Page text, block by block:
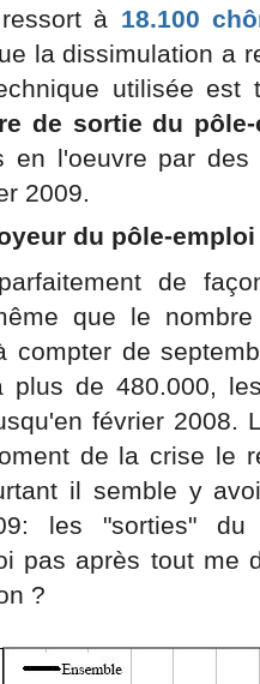
à 18.100
la dissimulation a
utilisée
de sortie du
en l'oeuvre par
2009.
du pôle-emploi
de
que le
compter de
plus de 480.000,
février 2008.
de la crise le
il semble y
les "sorties" du
pas après tout me
?